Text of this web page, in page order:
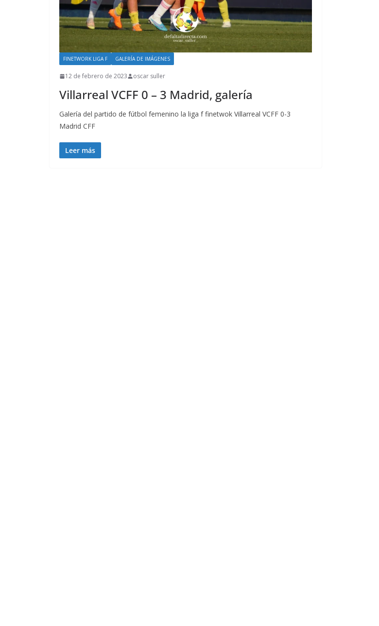
FINETWORK LIGA F GALERÍA DE IMÁGENES
12 de febrero de 2023 oscar suller
Villarreal VCFF 0 – 3 Madrid, galería
Galería del partido de fútbol femenino la liga f finetwok Villarreal VCFF 0-3
Madrid CFF
Leer más